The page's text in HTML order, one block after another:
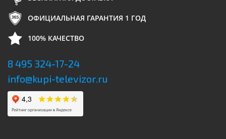
ОФИЦИАЛЬНАЯ ГАРАНТИЯ 1 ГОД
100% КАЧЕСТВО
8 495 324-17-24
info@kupi-televizor.ru